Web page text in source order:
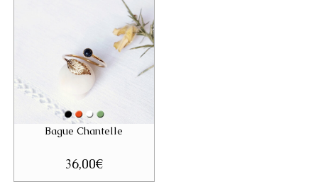
Bague Chantelle
36,00€